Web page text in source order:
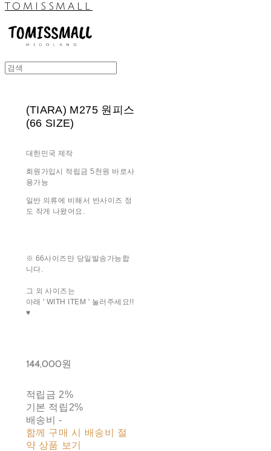
TOMISSMALL
(TIARA) M275 원피스
(66 SIZE)
대한민국 제작
회원가입시 적립금 5천원 바로사
용가능
일반 의류에 비해서 반사이즈 정
도 작게 나왔어요.
※ 66사이즈만 당일발송가능합
니다.
그 외 사이즈는
아래 ' WITH ITEM ' 눌러주세요!!
♥
144,000원
적립금 2%
기본 적립 2%
배송비-
함께 구매 시 배송비 절
약 상품 보기